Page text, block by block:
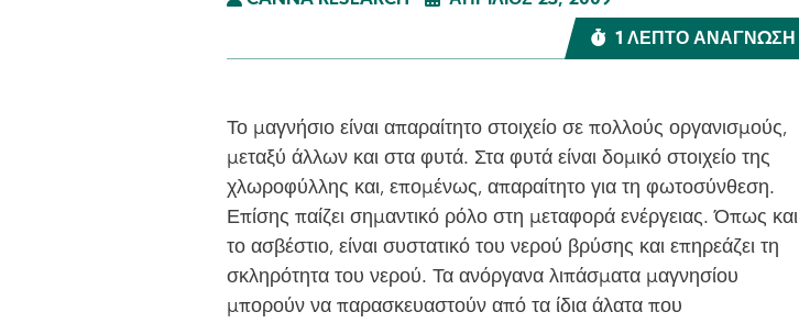
1 ΛΕΠΤΌ ΑΝΆΓΝΩΣΗ
Το μαγνήσιο είναι απαραίτητο στοιχείο σε πολλούς οργανισμούς,
μεταξύ άλλων και στα φυτά. Στα φυτά είναι δομικό στοιχείο της
χλωροφύλλης και, επομένως, απαραίτητο για τη φωτοσύνθεση.
Επίσης παίζει σημαντικό ρόλο στη μεταφορά ενέργειας. Όπως και
το ασβέστιο, είναι συστατικό του νερού βρύσης και επηρεάζει τη
σκληρότητα του νερού. Τα ανόργανα λιπάσματα μαγνησίου
μπορούν να παρασκευαστούν από τα ίδια άλατα που